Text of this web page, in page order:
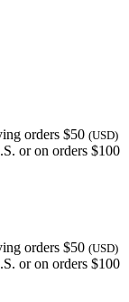
orders $50 (USD)
or on orders $100
orders $50 (USD)
or on orders $100